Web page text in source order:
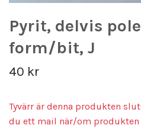
Pyrit, delvis
form/bit, J
40 kr
Tyvärr är denna produkten
du ett mail när/om produkten